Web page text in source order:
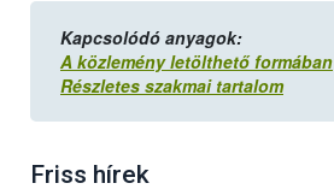
Kapcsolódó anyagok:
A közlemény letölthető formában
Részletes szakmai tartalom
Friss hírek